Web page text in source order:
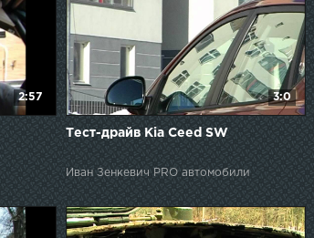
2:57 3:0
Тест-драйв Kia Ceed SW
Иван Зенкевич PRO автомобили